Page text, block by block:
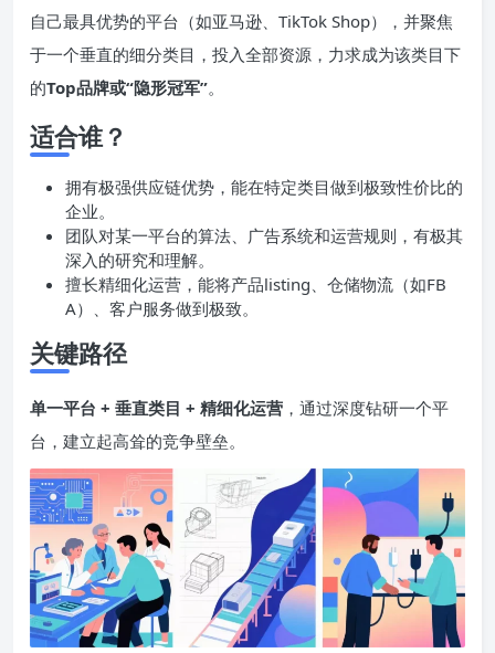
自己最具优势的平台（如亚马逊、TikTok Shop），并聚焦
于一个垂直的细分类目，投入全部资源，力求成为该类目下
的Top品牌或“隐形冠军”。
适合谁？
拥有极强供应链优势，能在特定类目做到极致性价比的
企业。
团队对某一平台的算法、广告系统和运营规则，有极其
深入的研究和理解。
擅长精细化运营，能将产品listing、仓储物流（如FB
A）、客户服务做到极致。
关键路径
单一平台 + 垂直类目 + 精细化运营 ，通过深度钻研一个平
台，建立起高耸的竞争壁垒。